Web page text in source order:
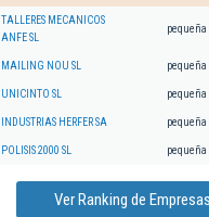
TALLERES MECANICOS
ANFE SL
pequeña
MAILING NOU SL pequeña
UNICINTO SL pequeña
INDUSTRIAS HERFER SA pequeña
POLISIS 2000 SL pequeña
Ver Ranking de